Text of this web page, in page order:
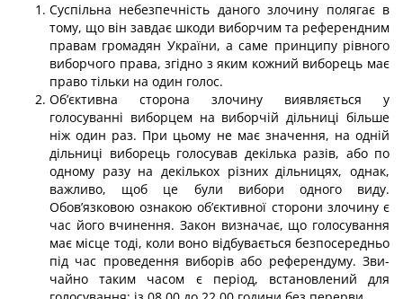
Суспільна небезпечність даного злочину полягає в
тому, що він завдає шкоди виборчим та референдним
правам громадян України, а саме принципу рівного
ви­борчого права, згідно з яким кожний виборець має
право тільки на один голос.
Об’єктивна сторона злочину виявляється у
голосуванні виборцем на виборчій дільниці більше
ніж один раз. При цьому не має значення, на одній
дільниці виборець голосував декілька разів, або по
одному разу на декількох різних дільницях, однак,
важливо, щоб це були вибори одного виду.
Обов’язковою ознакою об’єктивної сторо­ни злочину є
час його вчинення. Закон визначає, що голосування
має місце тоді, коли воно відбувається безпосередньо
під час проведення виборів або референдуму. Зви­
чайно таким часом є період, встановлений для